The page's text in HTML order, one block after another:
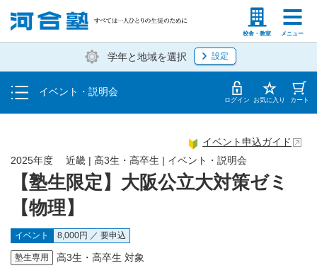
校舎・教室 メニュー
塾生の方 高等学校の先生
学年と地域を選択 設定
イベント・説明会
入塾説明会
体験授業 ログイン お気に入り カート
【塾生限定】大阪公立大対策ゼミ
【物理】
2025年度 近畿 | 高3生・高卒生 | イベント・説明会
イベント申込ガイド
イベント 8,000円 ／ 要申込
塾生専用
高3生・高卒生 対象